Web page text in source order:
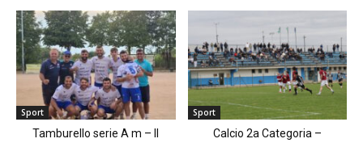
Sport
Tamburello serie A m – Il
Sport
Calcio 2a Categoria –